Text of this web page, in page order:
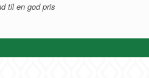
til en god pris